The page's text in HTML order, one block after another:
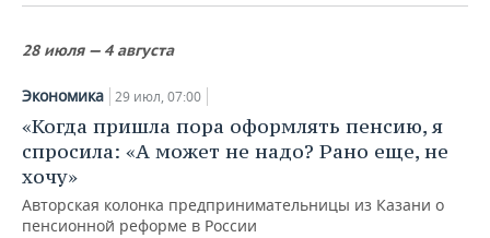
ФИГУРНОЕ КАТАНИЕ
ВОДНЫЕ ВИДЫ СПОРТА
ХОККЕЙ С МЯЧОМ
МЕДИЦИНА
ОБРАЗОВАНИЕ
ПРОИСШЕСТВИЯ
28 июля — 4 августа
Экономика 29 июл, 07:00
«Когда пришла пора оформлять пенсию, я
спросила: «А может не надо? Рано еще, не
хочу»
Авторская колонка предпринимательницы из Казани о
пенсионной реформе в России